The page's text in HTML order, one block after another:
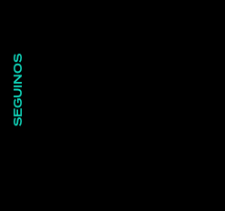
SEGUINOS